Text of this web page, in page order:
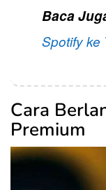
Baca
Spotify ke
Cara
Premium